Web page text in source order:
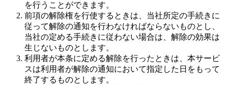
を行うことができます。
前項の解除権を行使するときは、当社所定の手続きに
従って解除の通知を行わなければならないものとし、
当社の定める手続きに従わない場合は、解除の効果は
生じないものとします。
利用者が本条に定める解除を行ったときは、本サービ
スは利用者が解除の通知において指定した日をもって
終了するものとします。